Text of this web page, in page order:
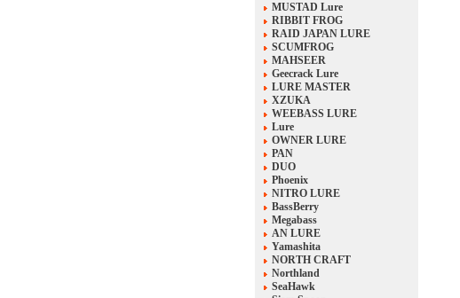
MUSTAD Lure
RIBBIT FROG
RAID JAPAN LURE
SCUMFROG
MAHSEER
Geecrack Lure
LURE MASTER
XZUKA
WEEBASS LURE
Lure
OWNER LURE
PAN
DUO
Phoenix
NITRO LURE
BassBerry
Megabass
AN LURE
Yamashita
NORTH CRAFT
Northland
SeaHawk